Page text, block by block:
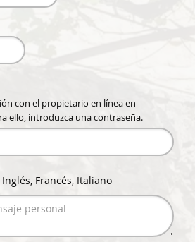
con el propietario en línea en
ello, introduzca una contraseña.
Inglés, Francés, Italiano